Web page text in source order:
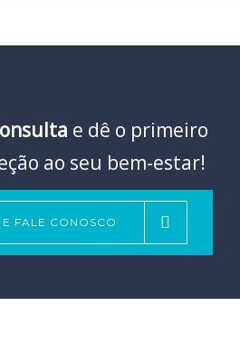
e dê o primeiro
ao seu bem-estar!
FALE CONOSCO